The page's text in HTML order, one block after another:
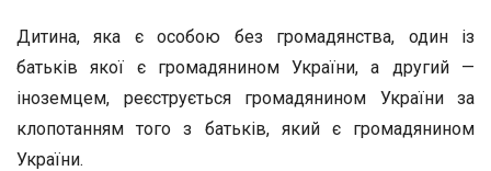
Дитина, яка є особою без громадянства, один із
батьків якої є громадянином України, а другий —
іноземцем, реєструється громадянином України за
клопотанням того з батьків, який є громадянином
України.